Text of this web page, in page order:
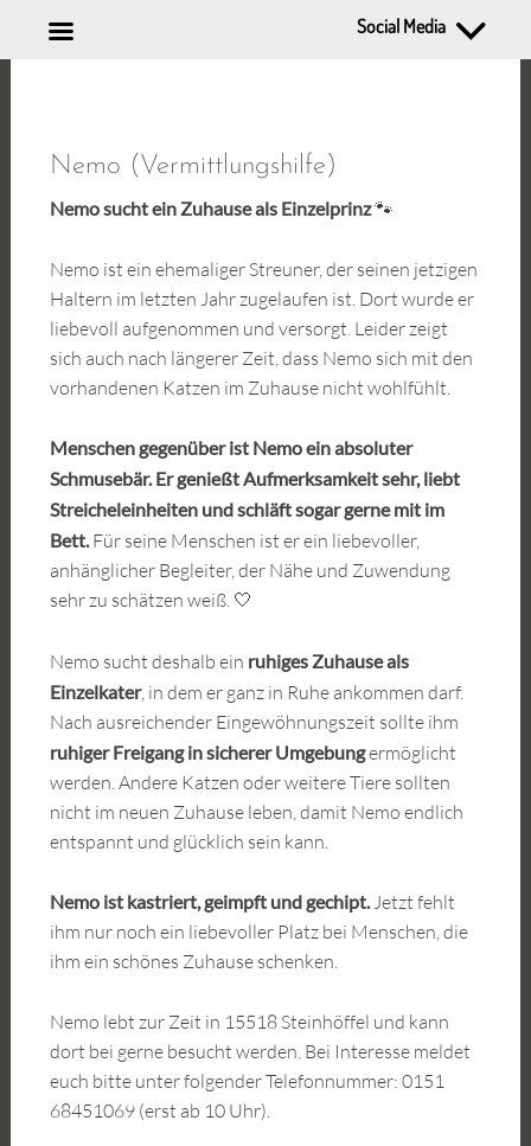
Nemo (Vermittlungshilfe)
Nemo sucht ein Zuhause als Einzelprinz🐾
Nemo ist ein ehemaliger Streuner, der seinen jetzigen
Haltern im letzten Jahr zugelaufen ist. Dort wurde er
liebevoll aufgenommen und versorgt. Leider zeigt
sich auch nach längerer Zeit, dass Nemo sich mit den
vorhandenen Katzen im Zuhause nicht wohlfühlt.
Menschen gegenüber ist Nemo ein absoluter
Schmusebär. Er genießt Aufmerksamkeit sehr, liebt
Streicheleinheiten und schläft sogar gerne mit im
Bett.Für seine Menschen ist er ein liebevoller,
anhänglicher Begleiter, der Nähe und Zuwendung
sehr zu schätzen weiß. 🤍
Nemo sucht deshalb ein ruhiges Zuhause als
Einzelkater, in dem er ganz in Ruhe ankommen darf.
Nach ausreichender Eingewöhnungszeit sollte ihm
ruhiger Freigang in sicherer Umgebungermöglicht
werden. Andere Katzen oder weitere Tiere sollten
nicht im neuen Zuhause leben, damit Nemo endlich
entspannt und glücklich sein kann.
Nemo ist kastriert, geimpft und gechipt.Jetzt fehlt
ihm nur noch ein liebevoller Platz bei Menschen, die
ihm ein schönes Zuhause schenken.
Nemo lebt zur Zeit in 15518 Steinhöffel und kann
dort bei gerne besucht werden. Bei Interesse meldet
euch bitte unter folgender Telefonnummer: 0151
68451069 (erst ab 10 Uhr).
Social Media